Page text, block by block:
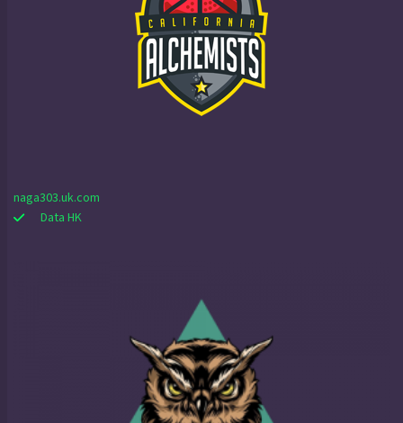
naga303.uk.com
Data HK